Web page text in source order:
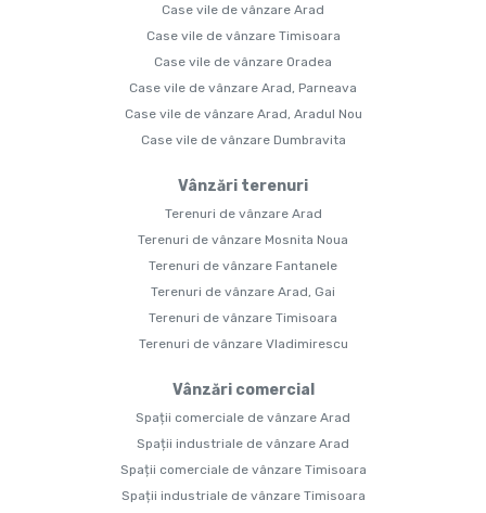
Case vile de vânzare Arad
Case vile de vânzare Timisoara
Case vile de vânzare Oradea
Case vile de vânzare Arad, Parneava
Case vile de vânzare Arad, Aradul Nou
Case vile de vânzare Dumbravita
Vânzări terenuri
Terenuri de vânzare Arad
Terenuri de vânzare Mosnita Noua
Terenuri de vânzare Fantanele
Terenuri de vânzare Arad, Gai
Terenuri de vânzare Timisoara
Terenuri de vânzare Vladimirescu
Vânzări comercial
Spații comerciale de vânzare Arad
Spații industriale de vânzare Arad
Spații comerciale de vânzare Timisoara
Spații industriale de vânzare Timisoara